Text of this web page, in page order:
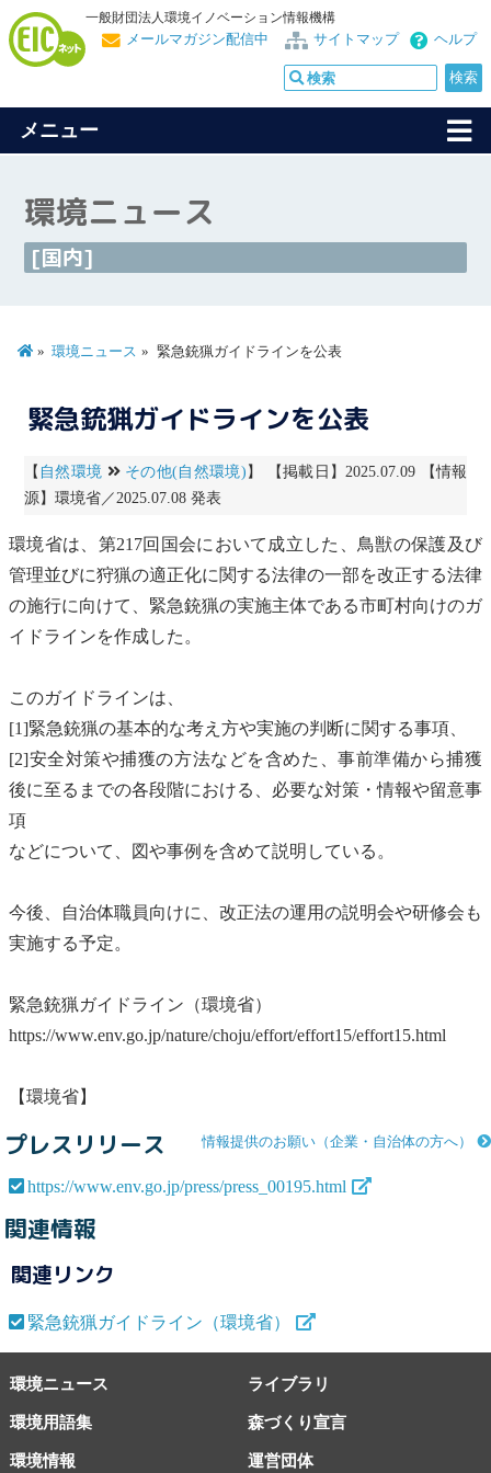
一般財団法人環境イノベーション情報機構
ヘルプ
サイトマップ
メールマガジン配信中
メニュー
環境ニュース
[国内]
環境ニュース 緊急銃猟ガイドラインを公表
緊急銃猟ガイドラインを公表
【 自然環境 その他(自然環境) 】 【掲載日】2025.07.09 【情報
源】環境省／2025.07.08 発表
環境省は、第217回国会において成立した、鳥獣の保護及び
管理並びに狩猟の適正化に関する法律の一部を改正する法律
の施行に向けて、緊急銃猟の実施主体である市町村向けのガ
イドラインを作成した。
このガイドラインは、
[1]緊急銃猟の基本的な考え方や実施の判断に関する事項、
[2]安全対策や捕獲の方法などを含めた、事前準備から捕獲
後に至るまでの各段階における、必要な対策・情報や留意事
項
などについて、図や事例を含めて説明している。
今後、自治体職員向けに、改正法の運用の説明会や研修会も
実施する予定。
緊急銃猟ガイドライン（環境省）
https://www.env.go.jp/nature/choju/effort/effort15/effort15.html
【環境省】
情報提供のお願い（企業・自治体の方へ）
プレスリリース
https://www.env.go.jp/press/press_00195.html
関連情報
関連リンク
緊急銃猟ガイドライン（環境省）
環境ニュース ライブラリ
環境用語集 森づくり宣言
環境情報 運営団体